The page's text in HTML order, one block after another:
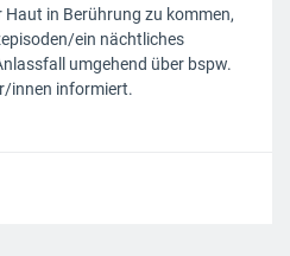
in Berührung zu kommen,
ein nächtliches
umgehend über bspw.
innen informiert.